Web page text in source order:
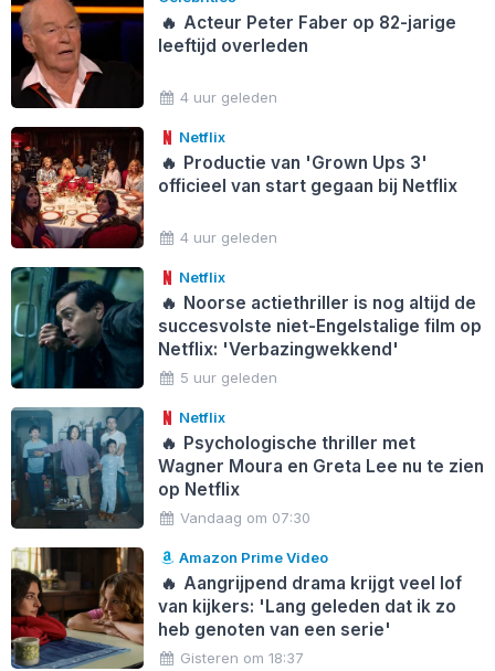
🔥 Acteur Peter Faber op 82-jarige
leeftijd overleden
4 uur geleden
Netflix
🔥 Productie van 'Grown Ups 3'
officieel van start gegaan bij Netflix
4 uur geleden
Netflix
🔥 Noorse actiethriller is nog altijd de
succesvolste niet-Engelstalige film op
Netflix: 'Verbazingwekkend'
5 uur geleden
Netflix
🔥 Psychologische thriller met
Wagner Moura en Greta Lee nu te zien
op Netflix
Vandaag om 07:30
Amazon Prime Video
🔥 Aangrijpend drama krijgt veel lof
van kijkers: 'Lang geleden dat ik zo
heb genoten van een serie'
Gisteren om 18:37